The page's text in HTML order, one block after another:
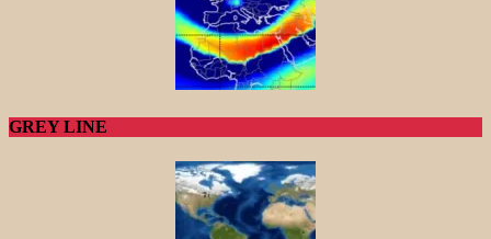
GREY LINE